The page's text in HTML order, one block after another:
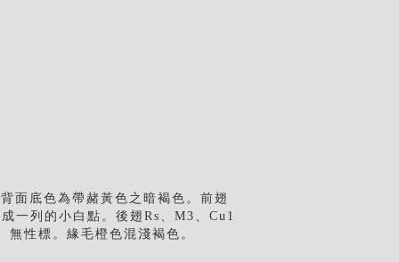
面底色為帶赭黃色之暗褐色。前翅
一列的小白點。後翅Rs、M3、Cu1
性標。緣毛橙色混淺褐色。